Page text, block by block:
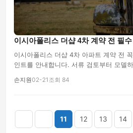
이시아폴리스 더샵 4차 계약 전 필
이시아폴리스 더샵 4차 아파트 계약 전
인트를 안내합니다. 서류 검토부터 모델
손지원02-21 조회 84
11 12 13 14